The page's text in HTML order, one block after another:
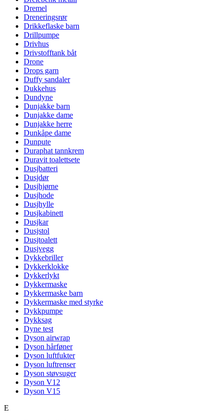
Dremel
Dreneringsrør
Drikkeflaske barn
Drillpumpe
Drivhus
Drivstofftank båt
Drone
Drops garn
Duffy sandaler
Dukkehus
Dundyne
Dunjakke barn
Dunjakke dame
Dunjakke herre
Dunkåpe dame
Dunpute
Duraphat tannkrem
Duravit toalettsete
Dusjbatteri
Dusjdør
Dusjhjørne
Dusjhode
Dusjhylle
Dusjkabinett
Dusjkar
Dusjstol
Dusjtoalett
Dusjvegg
Dykkebriller
Dykkerklokke
Dykkerlykt
Dykkermaske
Dykkermaske barn
Dykkermaske med styrke
Dykkpumpe
Dykksag
Dyne test
Dyson airwrap
Dyson hårføner
Dyson luftfukter
Dyson luftrenser
Dyson støvsuger
Dyson V12
Dyson V15
E